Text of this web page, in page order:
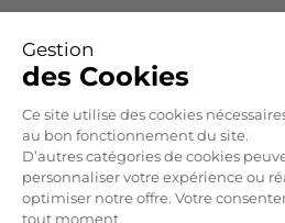
NEWSLETTER
Recevez les dernières
informations salons et les
S'abonner
Gestion
des Cookies
Ce site utilise des cookies
au bon fonctionnement du site.
D’autres catégories de cookies
personnaliser votre expérience ou
optimiser notre offre. Votre
tout moment.